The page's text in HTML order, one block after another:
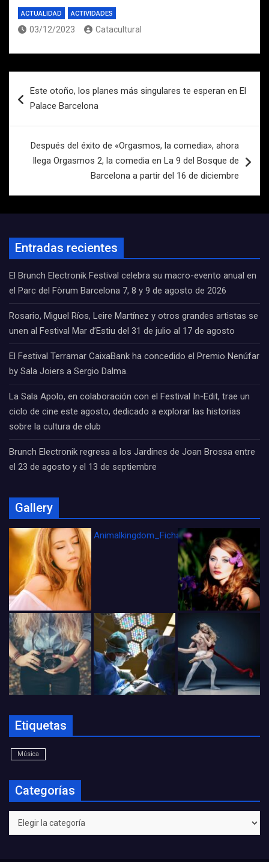
ACTUALIDAD ACTIVIDADES
03/12/2023 Catacultural
de
Este otoño, los planes más singulares te esperan en El
Palace Barcelona
Después del éxito de «Orgasmos, la comedia», ahora
llega Orgasmos 2, la comedia en La 9 del Bosque de
Barcelona a partir del 16 de diciembre
Entradas recientes
El Brunch Electronik Festival celebra su macro-evento anual en
el Parc del Fòrum Barcelona 7, 8 y 9 de agosto de 2026
Rosario, Miguel Ríos, Leire Martínez y otros grandes artistas se
unen al Festival Mar d’Estiu del 31 de julio al 17 de agosto
El Festival Terramar CaixaBank ha concedido el Premio Nenúfar
by Sala Joiers a Sergio Dalma.
La Sala Apolo, en colaboración con el Festival In-Edit, trae un
ciclo de cine este agosto, dedicado a explorar las historias
sobre la cultura de club
Brunch Electronik regresa a los Jardines de Joan Brossa entre
el 23 de agosto y el 13 de septiembre
Gallery
Animalkingdom_FichaCine
Etiquetas
Música
Categorías
Categorías